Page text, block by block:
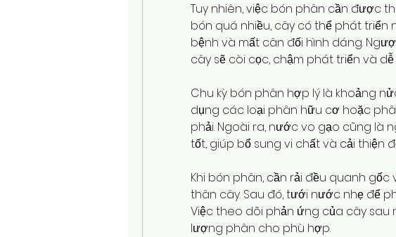
Tuy nhiên, việc bón phân cần được
bón quá nhiều, cây có thể phát triển
bệnh và mất cân đối hình dáng.
cây sẽ còi cọc, chậm phát triển và dễ
Chu kỳ bón phân hợp lý là khoảng
dụng các loại phân hữu cơ hoặc
phải. Ngoài ra, nước vo gạo cũng là
tốt, giúp bổ sung vi chất và cải thiện
Khi bón phân, cần rải đều quanh
thân cây. Sau đó, tưới nước nhẹ để
Việc theo dõi phản ứng của cây sau
lượng phân cho phù hợp.